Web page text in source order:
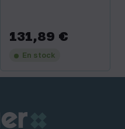
Prix
131,89 €
En stock